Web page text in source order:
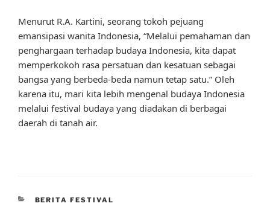
Menurut R.A. Kartini, seorang tokoh pejuang
emansipasi wanita Indonesia, “Melalui pemahaman dan
penghargaan terhadap budaya Indonesia, kita dapat
memperkokoh rasa persatuan dan kesatuan sebagai
bangsa yang berbeda-beda namun tetap satu.” Oleh
karena itu, mari kita lebih mengenal budaya Indonesia
melalui festival budaya yang diadakan di berbagai
daerah di tanah air.
CATEGORIES
BERITA FESTIVAL